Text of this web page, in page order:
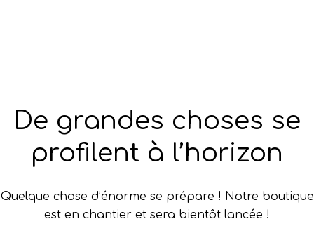
De grandes choses se
profilent à l’horizon
Quelque chose d’énorme se prépare ! Notre boutique
est en chantier et sera bientôt lancée !